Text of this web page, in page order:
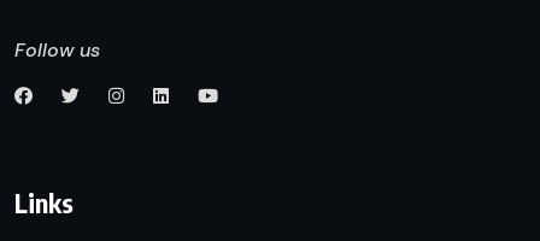
Follow us
Links